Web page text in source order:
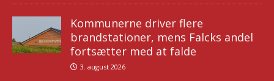
Kommunerne driver flere
brandstationer, mens Falcks andel
fortsætter med at falde
3. august 2026